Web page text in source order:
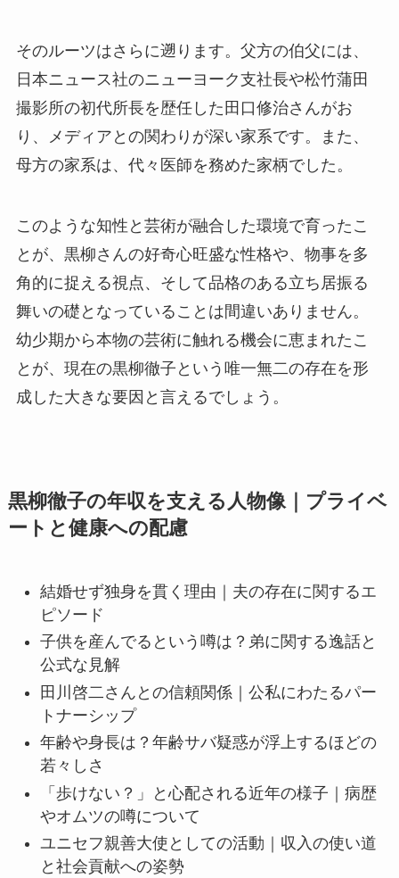
そのルーツはさらに遡ります。父方の伯父には、
日本ニュース社のニューヨーク支社長や松竹蒲田
撮影所の初代所長を歴任した田口修治さんがお
り、メディアとの関わりが深い家系です。また、
母方の家系は、代々医師を務めた家柄でした。
このような知性と芸術が融合した環境で育ったこ
とが、黒柳さんの好奇心旺盛な性格や、物事を多
角的に捉える視点、そして品格のある立ち居振る
舞いの礎となっていることは間違いありません。
幼少期から本物の芸術に触れる機会に恵まれたこ
とが、現在の黒柳徹子という唯一無二の存在を形
成した大きな要因と言えるでしょう。
黒柳徹子の年収を支える人物像｜プライベ
ートと健康への配慮
結婚せず独身を貫く理由｜夫の存在に関するエ
ピソード
子供を産んでるという噂は？弟に関する逸話と
公式な見解
田川啓二さんとの信頼関係｜公私にわたるパー
トナーシップ
年齢や身長は？年齢サバ疑惑が浮上するほどの
若々しさ
「歩けない？」と心配される近年の様子｜病歴
やオムツの噂について
ユニセフ親善大使としての活動｜収入の使い道
と社会貢献への姿勢